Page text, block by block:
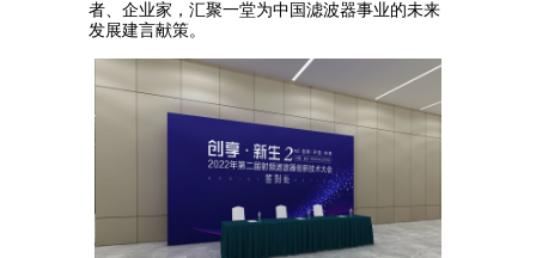
者、 企业家，汇聚一堂为中国滤波器事业的未来
发展建言献策。